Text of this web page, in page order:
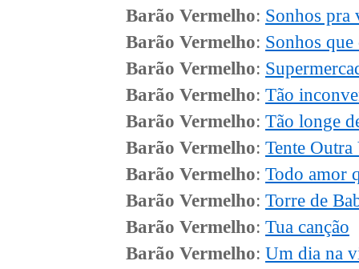
Barão Vermelho: Sonhos pra
Barão Vermelho: Sonhos
Barão Vermelho:
Barão Vermelho: Tão
Barão Vermelho: Tão longe
Barão Vermelho: Tente Outra
Barão Vermelho: Todo amor
Barão Vermelho: Torre de
Barão Vermelho: Tua canção
Barão Vermelho: Um dia na